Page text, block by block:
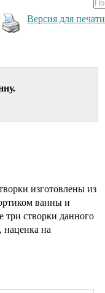
Версия для печати
изготовлены из
ванны и
три створки данного
на